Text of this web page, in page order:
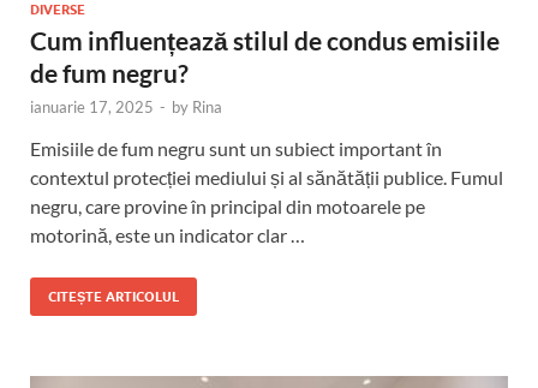
DIVERSE
Cum influențează stilul de condus emisiile
de fum negru?
ianuarie 17, 2025 - by Rina
Emisiile de fum negru sunt un subiect important în
contextul protecției mediului și al sănătății publice. Fumul
negru, care provine în principal din motoarele pe
motorină, este un indicator clar …
CITEȘTE ARTICOLUL